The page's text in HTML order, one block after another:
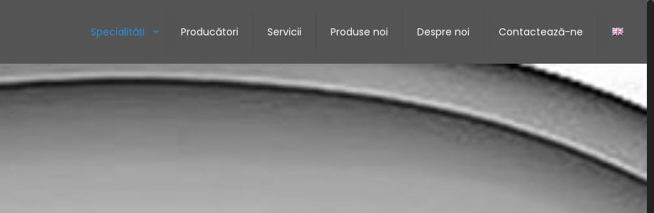
Specialități Producători Servicii Produse noi Despre noi Contactează-ne